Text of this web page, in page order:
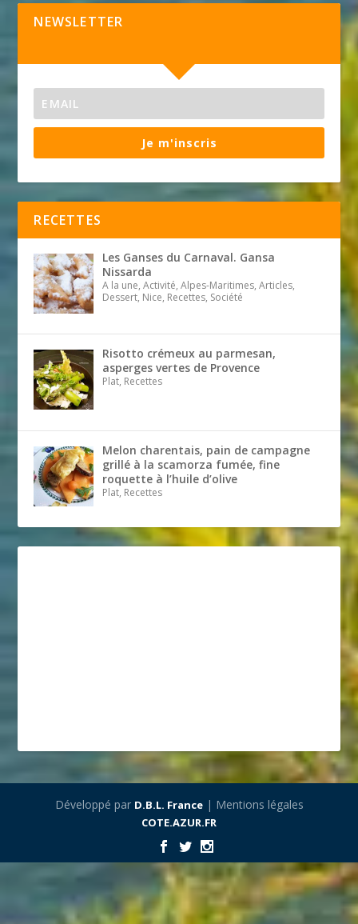
NEWSLETTER
Je m'inscris
RECETTES
Les Ganses du Carnaval. Gansa
Nissarda
A la une, Activité, Alpes-Maritimes, Articles,
Dessert, Nice, Recettes, Société
Risotto crémeux au parmesan,
asperges vertes de Provence
Plat, Recettes
Melon charentais, pain de campagne
grillé à la scamorza fumée, fine
roquette à l’huile d’olive
Plat, Recettes
Développé par D.B.L. France| Mentions légales
COTE.AZUR.FR